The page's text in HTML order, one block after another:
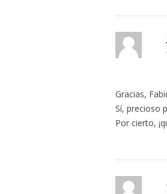
Gracias,
Sí, precioso
Por cierto,